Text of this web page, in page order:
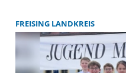
Fähigkeiten,
und der Souveränität
FREISING LANDKREIS